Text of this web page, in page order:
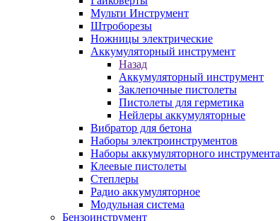
Мульти Инструмент
Штроборезы
Ножницы электрические
Аккумуляторный инструмент
Назад
Аккумуляторный инструмент
Заклепочные пистолеты
Пистолеты для герметика
Нейлеры аккумуляторные
Вибратор для бетона
Наборы электроинструментов
Наборы аккумуляторного инструмента
Клеевые пистолеты
Степлеры
Радио аккумуляторное
Модульная система
Бензоинструмент